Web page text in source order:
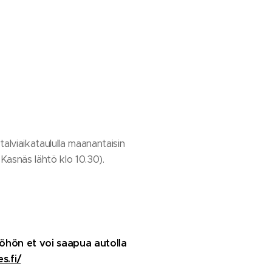
maanantaisin
lähtö klo 10.30).
et voi saapua autolla